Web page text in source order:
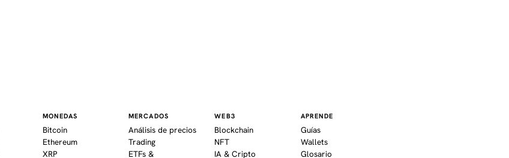
MONEDAS
Bitcoin
Ethereum
XRP
MERCADOS
Análisis de precios
Trading
ETFs &
WEB3
Blockchain
NFT
IA & Cripto
APRENDE
Guías
Wallets
Glosario